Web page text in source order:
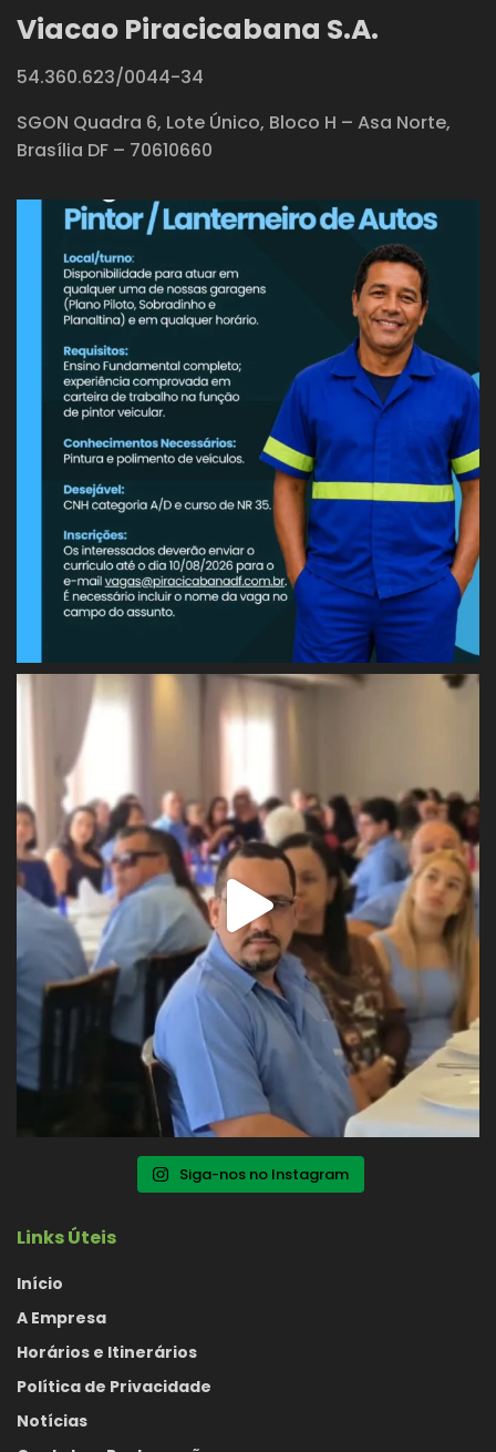
Viacao Piracicabana S.A.
54.360.623/0044-34
SGON Quadra 6, Lote Único, Bloco H – Asa Norte,
Brasília DF – 70610660
Siga-nos no Instagram
Links Úteis
Início
A Empresa
Horários e Itinerários
Política de Privacidade
Notícias